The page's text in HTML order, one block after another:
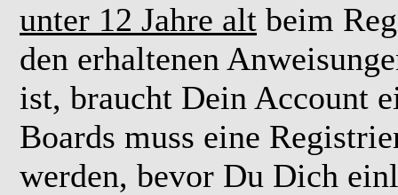
unter 12 Jahre alt beim
den erhaltenen
ist, braucht Dein Account
Boards muss eine
werden, bevor Du Dich